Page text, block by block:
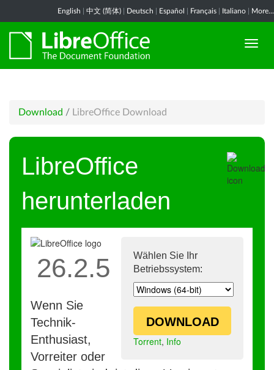
English 中文 (简体) Deutsch Español Français Italiano More...
Download / LibreOffice Download
LibreOffice
herunterladen
Wählen Sie Ihr
Betriebssystem:
DOWNLOAD
Torrent, Info
26.2.5
Wenn Sie
Technik-
Enthusiast,
Vorreiter oder